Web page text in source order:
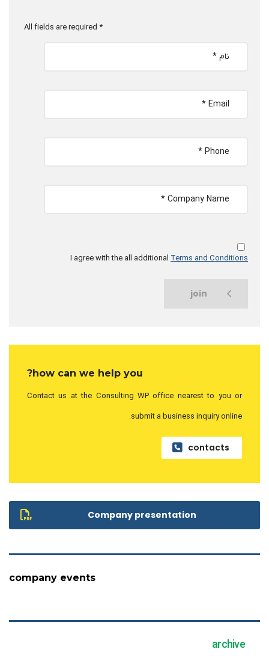
* All fields are required
I agree with the all additional Terms and Conditions
join
how can we help you?
Contact us at the Consulting WP office nearest to you or
submit a business inquiry online.
contacts
Company presentation
company events
archive